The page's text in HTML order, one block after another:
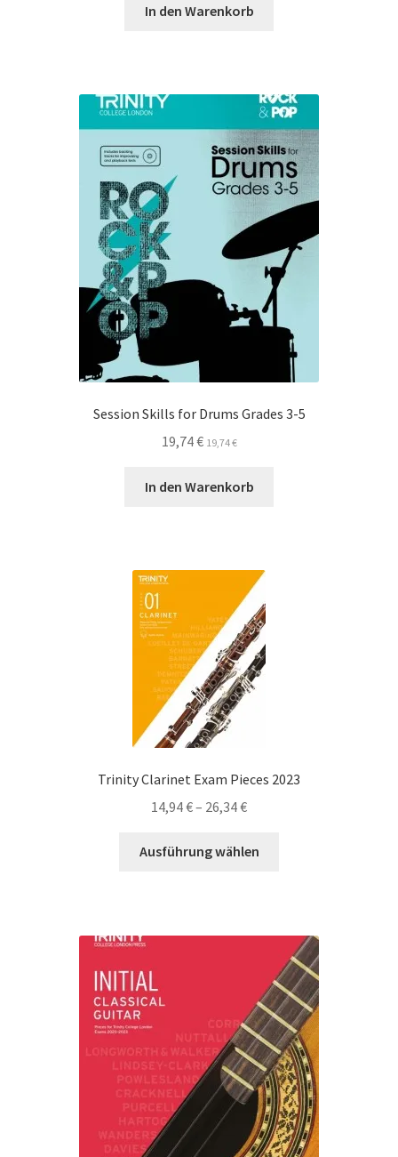
In den Warenkorb
Session Skills for Drums Grades 3-5
19,74€ 19,74€
In den Warenkorb
Trinity Clarinet Exam Pieces 2023
14,94€– 26,34€Preisspanne:
bis
Ausführung wählen
auf.
Die
Optionen
können
auf
der
Produktseite
gewählt
werden